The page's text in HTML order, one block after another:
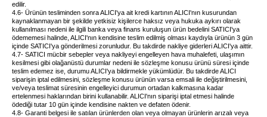
edilir.
4.6- Ürünün tesliminden sonra ALICI'ya ait kredi kartının ALICI'nın kusurundan
kaynaklanmayan bir şekilde yetkisiz kişilerce haksız veya hukuka aykırı olarak
kullanılması nedeni ile ilgili banka veya finans kuruluşun ürün bedelini SATICI'ya
ödememesi halinde, ALICI'nın kendisine teslim edilmiş olması kaydıyla ürünün 3 gün
içinde SATICI'ya gönderilmesi zorunludur. Bu takdirde nakliye giderleri ALICI'ya aittir.
4.7- SATICI mücbir sebepler veya nakliyeyi engelleyen hava muhalefeti, ulaşımın
kesilmesi gibi olağanüstü durumlar nedeni ile sözleşme konusu ürünü süresi içinde
teslim edemez ise, durumu ALICI'ya bildirmekle yükümlüdür. Bu takdirde ALICI
siparişin iptal edilmesini, sözleşme konusu ürünün varsa emsali ile değiştirilmesini,
ve/veya teslimat süresinin engelleyici durumun ortadan kalkmasına kadar
ertelenmesi haklarından birini kullanabilir. ALICI'nın siparişi iptal etmesi halinde
ödediği tutar 10 gün içinde kendisine nakten ve defaten ödenir.
4.8- Garanti belgesi ile satılan ürünlerden olan veya olmayan ürünlerin arızalı veya